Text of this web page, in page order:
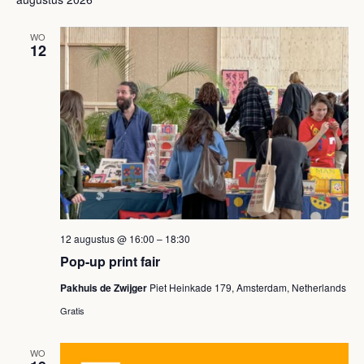
e
n
e
m
e
n
t
Z
n
e
m
e
n
t
w
e
r
datum.
WO
12
Pop-up print fair
12 augustus @ 16:00 – 18:30
Pakhuis de Zwijger Piet Heinkade 179, Amsterdam, Netherlands
Gratis
WO